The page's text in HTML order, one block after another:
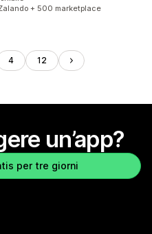
+ 500 marketplace
4 12
un’app?
per tre giorni